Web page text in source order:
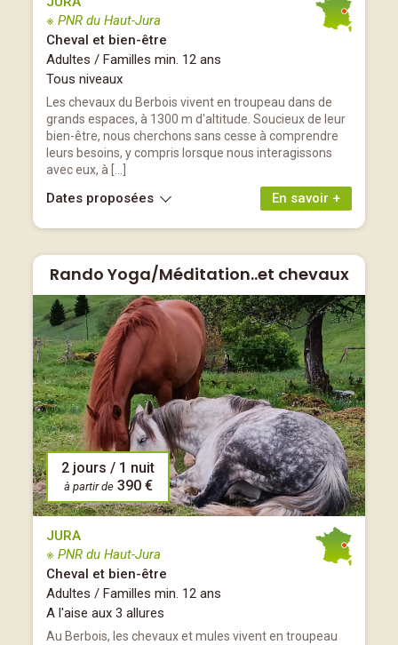
※ PNR du Haut-Jura
Cheval et bien-être
Adultes / Familles min. 12 ans
Tous niveaux
Les chevaux du Berbois vivent en troupeau dans de
grands espaces, à 1300 m d'altitude. Soucieux de leur
bien-être, nous cherchons sans cesse à comprendre
leurs besoins, y compris lorsque nous interagissons
avec eux, à […]
En savoir +
Dates proposées
Rando Yoga/Méditation..et chevaux
2 jours / 1 nuit
à partir de 390 €
JURA
※ PNR du Haut-Jura
Cheval et bien-être
Adultes / Familles min. 12 ans
A l'aise aux 3 allures
Au Berbois, les chevaux et mules vivent en troupeau